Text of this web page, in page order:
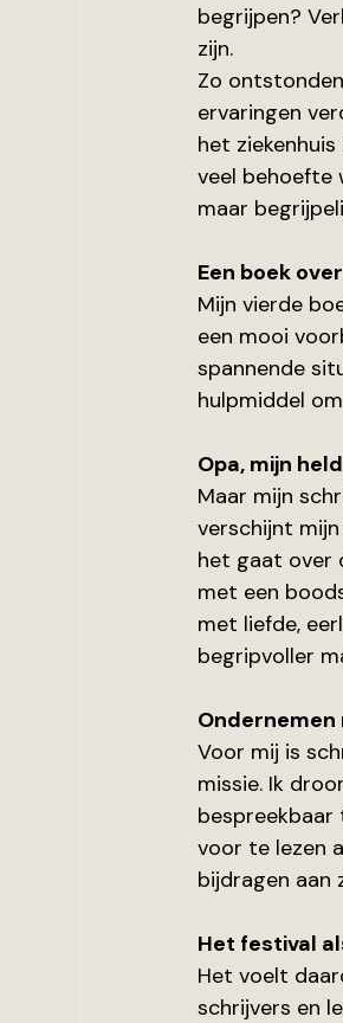
begrijpen?
zijn.
Zo
ervaringen
het
veel behoefte
maar
Een boek
Mijn vierde
een mooi
spannende
hulpmiddel
Opa, mijn held
Maar mijn
verschijnt
het gaat over
met een
met liefde,
begripvoller
Ondernemen
Voor mij is
missie. Ik
bespreekbaar
voor te lezen
bijdragen aan
Het festival
Het voelt
schrijvers en